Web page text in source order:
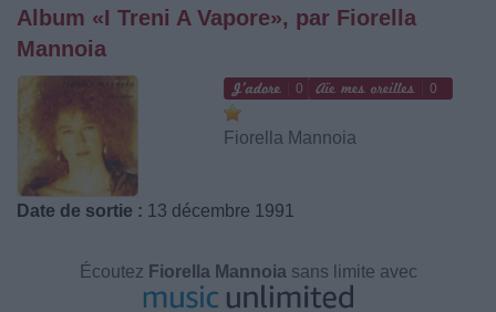
Album «I Treni A Vapore», par Fiorella
Mannoia
0 0
Fiorella Mannoia
Date de sortie : 13 décembre 1991
Écoutez Fiorella Mannoia sans limite avec